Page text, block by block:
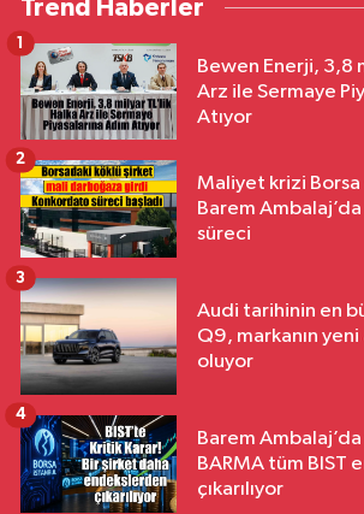
Trend Haberler
Bewen Enerji, 3,8
Arz ile Sermaye
Atıyor
1
Maliyet krizi
Barem
süreci
2
Audi tarihinin en
Q9, markanın
oluyor
3
Barem
BARMA tüm BIST
çıkarılıyor
4